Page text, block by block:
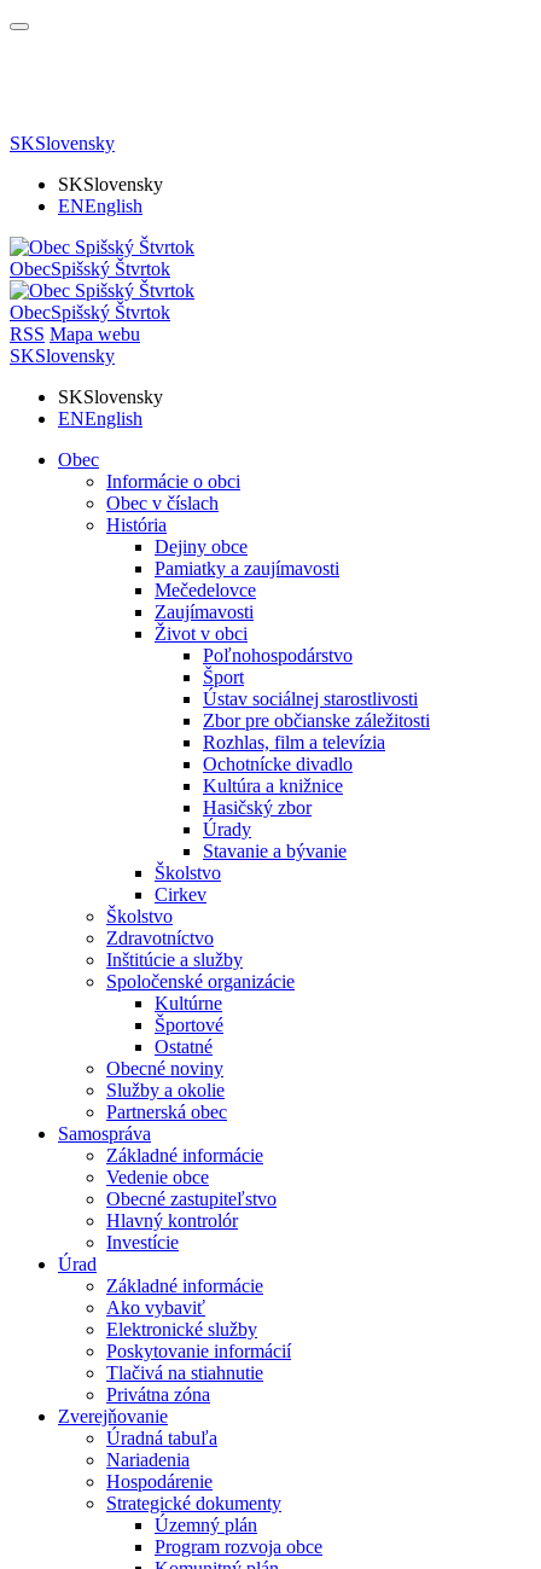
SKSlovensky
SKSlovensky
ENEnglish
ObecSpišský Štvrtok
ObecSpišský Štvrtok
RSS Mapa webu
SKSlovensky
SKSlovensky
ENEnglish
Obec
Informácie o obci
Obec v číslach
História
Dejiny obce
Pamiatky a zaujímavosti
Mečedelovce
Zaujímavosti
Život v obci
Poľnohospodárstvo
Šport
Ústav sociálnej starostlivosti
Zbor pre občianske záležitosti
Rozhlas, film a televízia
Ochotnícke divadlo
Kultúra a knižnice
Hasičský zbor
Úrady
Stavanie a bývanie
Školstvo
Cirkev
Školstvo
Zdravotníctvo
Inštitúcie a služby
Spoločenské organizácie
Kultúrne
Športové
Ostatné
Obecné noviny
Služby a okolie
Partnerská obec
Samospráva
Základné informácie
Vedenie obce
Obecné zastupiteľstvo
Hlavný kontrolór
Investície
Úrad
Základné informácie
Ako vybaviť
Elektronické služby
Poskytovanie informácií
Tlačivá na stiahnutie
Privátna zóna
Zverejňovanie
Úradná tabuľa
Nariadenia
Hospodárenie
Strategické dokumenty
Územný plán
Program rozvoja obce